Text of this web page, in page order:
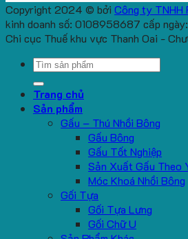
Copyright 2024 © bởi Công ty TNHH
kinh doanh số: 0108958687 cấp
Chi cục Thuế khu vực Thanh Oai -
Search
Trang chủ
Sản phẩm
Gấu – Thú Nhồi Bông
Gấu Bông
Gấu Tốt Nghiệp
Sản Xuất Gấu Theo
Móc Khoá Nhồi Bông
Gối Tựa
Gối Tựa Lưng
Gối Chữ U